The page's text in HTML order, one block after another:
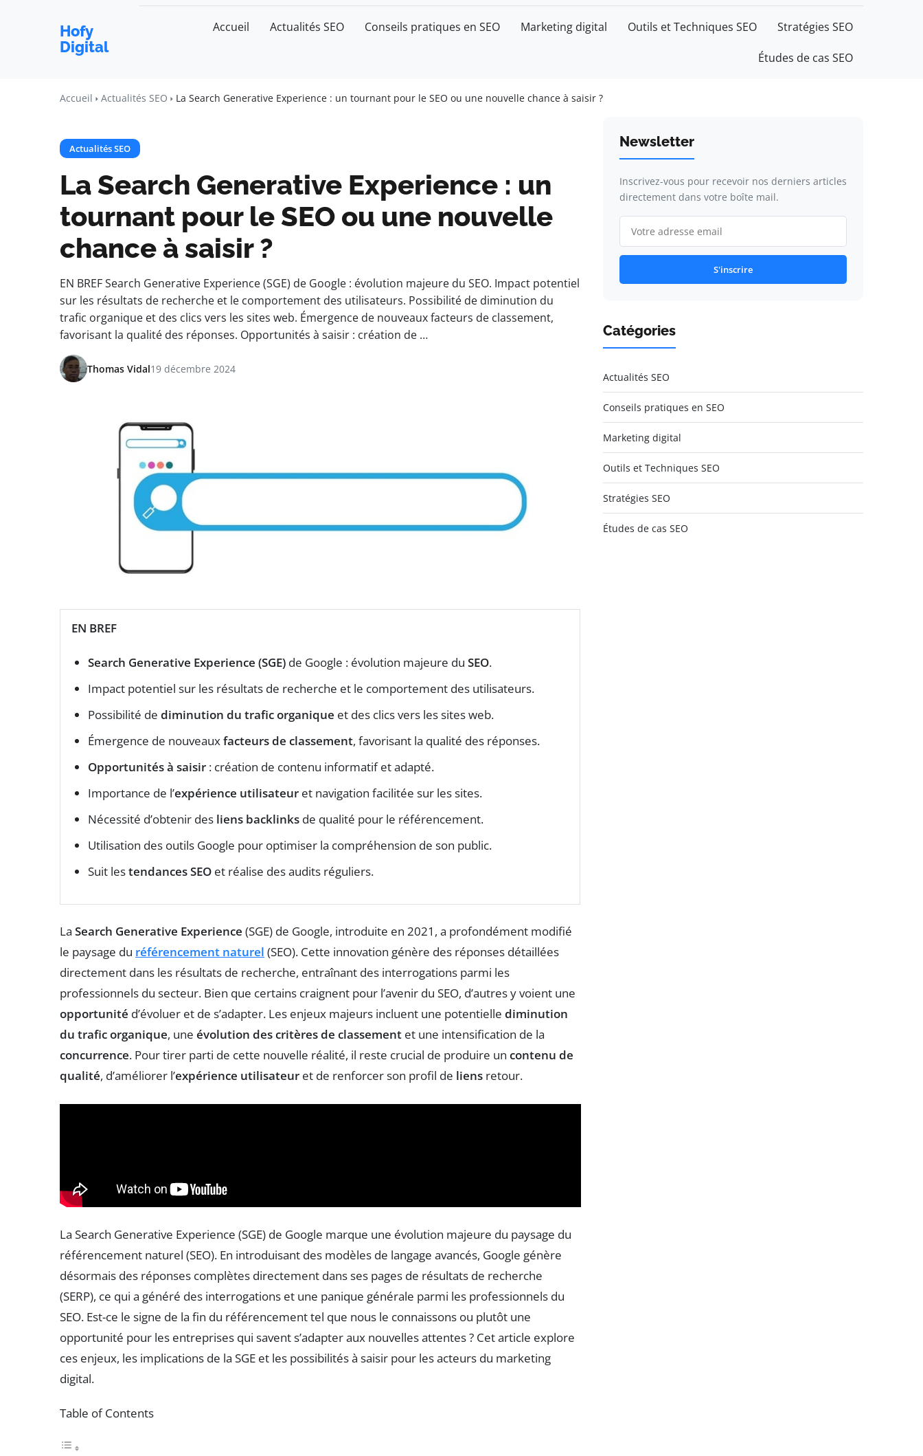
Hofy
Digital
Accueil Actualités SEO Conseils pratiques en SEO Marketing digital Outils et Techniques SEO Stratégies SEO
Études de cas SEO
Accueil Actualités SEO La Search Generative Experience : un tournant pour le SEO ou une nouvelle chance à saisir ?
Actualités SEO
La Search Generative Experience : un
tournant pour le SEO ou une nouvelle
chance à saisir ?
EN BREF Search Generative Experience (SGE) de Google : évolution majeure du SEO. Impact potentiel
sur les résultats de recherche et le comportement des utilisateurs. Possibilité de diminution du
trafic organique et des clics vers les sites web. Émergence de nouveaux facteurs de classement,
favorisant la qualité des réponses. Opportunités à saisir : création de …
Thomas Vidal19 décembre 2024
EN BREF
Search Generative Experience (SGE) de Google : évolution majeure du SEO.
Impact potentiel sur les résultats de recherche et le comportement des utilisateurs.
Possibilité de diminution du trafic organique et des clics vers les sites web.
Émergence de nouveauxfacteurs de classement, favorisant la qualité des réponses.
Opportunités à saisir : création de contenu informatif et adapté.
Importance de l’expérience utilisateur et navigation facilitée sur les sites.
Nécessité d’obtenir des liens backlinks de qualité pour le référencement.
Utilisation des outils Google pour optimiser la compréhension de son public.
Suit lestendances SEO et réalise des audits réguliers.
La Search Generative Experience (SGE) de Google, introduite en 2021, a profondément modifié
le paysage du référencement naturel (SEO). Cette innovation génère des réponses détaillées
directement dans les résultats de recherche, entraînant des interrogations parmi les
professionnels du secteur. Bien que certains craignent pour l’avenir du SEO, d’autres y voient une
opportunité d’évoluer et de s’adapter. Les enjeux majeurs incluent une potentielle diminution
du trafic organique, une évolution des critères de classement et une intensification de la
concurrence. Pour tirer parti de cette nouvelle réalité, il reste crucial de produire un contenu de
qualité, d’améliorer l’expérience utilisateur et de renforcer son profil de liens retour.
La Search Generative Experience (SGE) de Google marque une évolution majeure du paysage du
référencement naturel (SEO). En introduisant des modèles de langage avancés, Google génère
désormais des réponses complètes directement dans ses pages de résultats de recherche
(SERP), ce qui a généré des interrogations et une panique générale parmi les professionnels du
SEO. Est-ce le signe de la fin du référencement tel que nous le connaissons ou plutôt une
opportunité pour les entreprises qui savent s’adapter aux nouvelles attentes ? Cet article explore
ces enjeux, les implications de la SGE et les possibilités à saisir pour les acteurs du marketing
digital.
Table of Contents
Newsletter
Inscrivez-vous pour recevoir nos derniers articles
directement dans votre boîte mail.
S'inscrire
Catégories
Actualités SEO
Conseils pratiques en SEO
Marketing digital
Outils et Techniques SEO
Stratégies SEO
Études de cas SEO